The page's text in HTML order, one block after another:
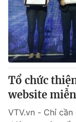
Tổ chức
website
VTV.vn - Chỉ